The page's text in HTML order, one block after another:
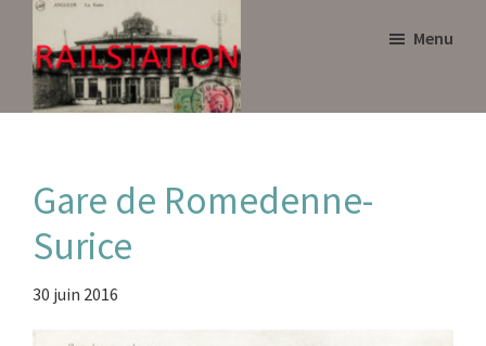
main
content
primary
sidebar
Menu
Gare de Romedenne-
Surice
30 juin 2016